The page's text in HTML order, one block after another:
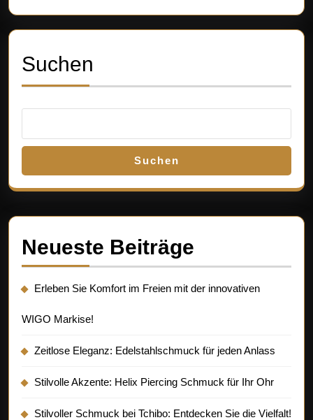
Suchen
Suchen
Neueste Beiträge
Erleben Sie Komfort im Freien mit der innovativen
WIGO Markise!
Zeitlose Eleganz: Edelstahlschmuck für jeden Anlass
Stilvolle Akzente: Helix Piercing Schmuck für Ihr Ohr
Stilvoller Schmuck bei Tchibo: Entdecken Sie die Vielfalt!